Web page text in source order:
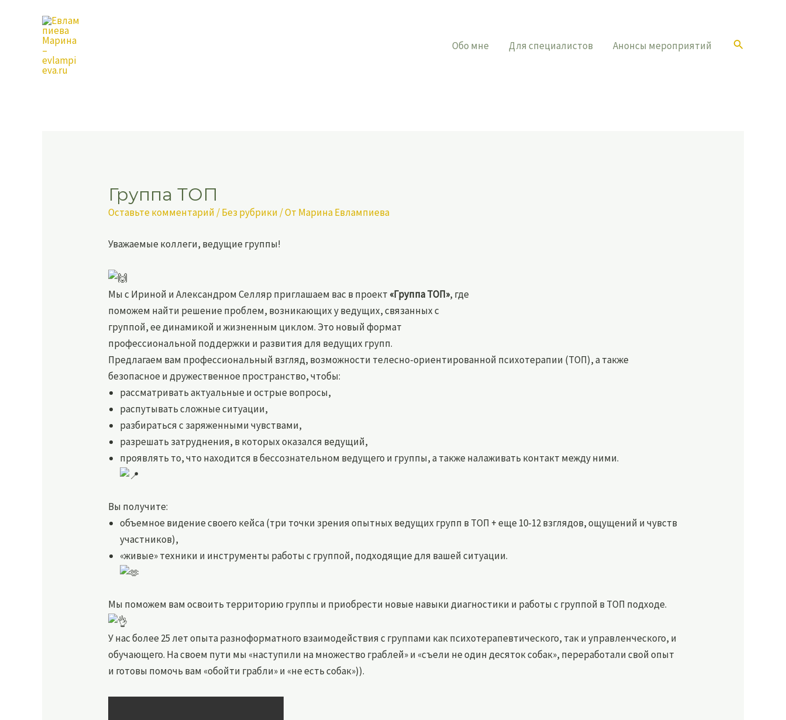
содержимому
Обо мне Для специалистов Анонсы мероприятий Поиск
Группа ТОП
Оставьте комментарий /Без рубрики / От Марина Евлампиева
Уважаемые коллеги, ведущие группы!
Мы с Ириной и Александром Селляр приглашаем вас в проект «Группа ТОП», где
поможем найти решение проблем, возникающих у ведущих, связанных с
группой, ее динамикой и жизненным циклом. Это новый формат
профессиональной поддержки и развития для ведущих групп.
Предлагаем вам профессиональный взгляд, возможности телесно-ориентированной психотерапии (ТОП), а также
безопасное и дружественное пространство, чтобы:
рассматривать актуальные и острые вопросы,
распутывать сложные ситуации,
разбираться с заряженными чувствами,
разрешать затруднения, в которых оказался ведущий,
проявлять то, что находится в бессознательном ведущего и группы, а также налаживать контакт между ними.
Вы получите:
объемное видение своего кейса (три точки зрения опытных ведущих групп в ТОП + еще 10-12 взглядов, ощущений и чувств
участников),
«живые» техники и инструменты работы с группой, подходящие для вашей ситуации.
Мы поможем вам освоить территорию группы и приобрести новые навыки диагностики и работы с группой в ТОП подходе.
У нас более 25 лет опыта разноформатного взаимодействия с группами как психотерапевтического, так и управленческого, и
обучающего. На своем пути мы «наступили на множество граблей» и «съели не один десяток собак», переработали свой опыт
и готовы помочь вам «обойти грабли» и «не есть собак»)).
записям